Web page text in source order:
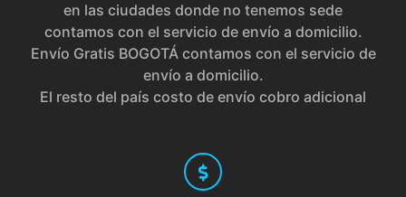
en las ciudades donde no tenemos sede
contamos con el servicio de envío a domicilio.
Envío Gratis BOGOTÁ contamos con el servicio de
envío a domicilio.
El resto del país costo de envío cobro adicional